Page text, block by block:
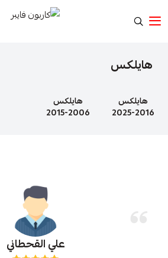
هايلكس
هايلكس
2016-2025
هايلكس
2006-2015
علي القحطاني